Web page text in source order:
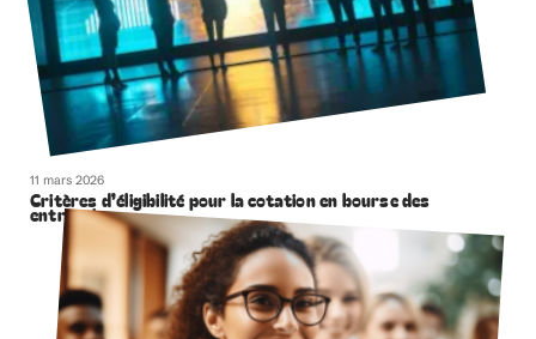
11 mars 2026
Critères d’éligibilité pour la cotation en bourse des
entreprises